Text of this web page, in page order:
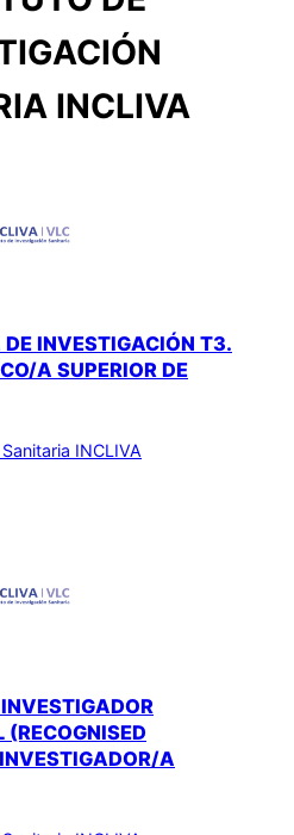
INCLIVA
INVESTIGACIÓN T3.
A SUPERIOR DE
INCLIVA
(RECOGNISED
A